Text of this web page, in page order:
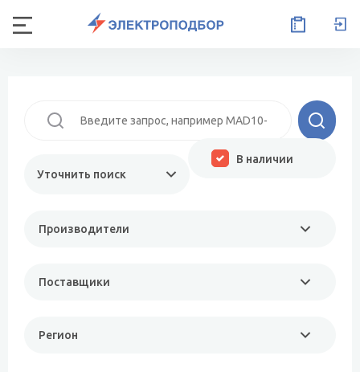
Уточнить поиск
Производители
Поставщики
Регион
В наличии